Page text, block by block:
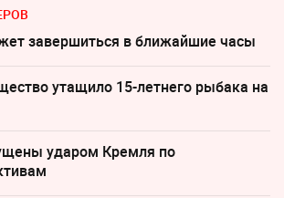
завершиться в ближайшие часы
утащило 15-летнего рыбака на
ударом Кремля по